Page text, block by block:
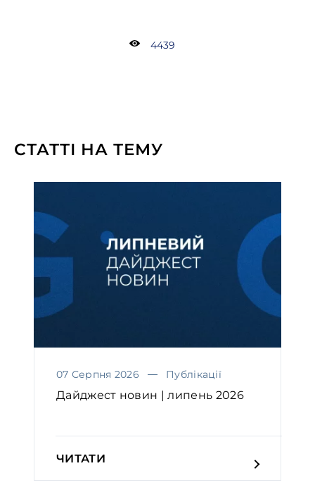
4439
СТАТТІ НА ТЕМУ
07 Серпня 2026 Публікації
Дайджест новин | липень 2026
ЧИТАТИ